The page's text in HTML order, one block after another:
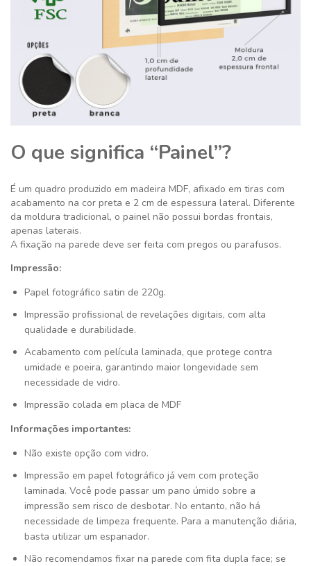
O que significa “Painel”?
É um quadro produzido em madeira MDF, afixado em tiras com
acabamento na cor preta e 2 cm de espessura lateral. Diferente
da moldura tradicional, o painel não possui bordas frontais,
apenas laterais.
A fixação na parede deve ser feita com pregos ou parafusos.
Impressão:
Papel fotográfico satin de 220g.
Impressão profissional de revelações digitais, com alta
qualidade e durabilidade.
Acabamento com película laminada, que protege contra
umidade e poeira, garantindo maior longevidade sem
necessidade de vidro.
Impressão colada em placa de MDF
Informações importantes:
Não existe opção com vidro.
Impressão em papel fotográfico já vem com proteção
laminada. Você pode passar um pano úmido sobre a
impressão sem risco de desbotar. No entanto, não há
necessidade de limpeza frequente. Para a manutenção diária,
basta utilizar um espanador.
Não recomendamos fixar na parede com fita dupla face; se